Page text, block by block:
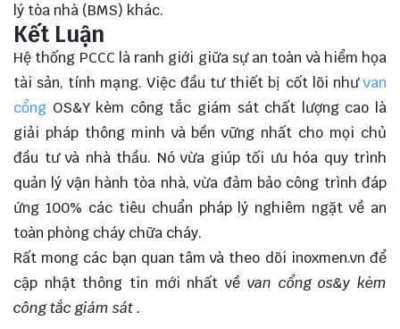
lý tòa nhà (BMS) khác.
Kết Luận
Hệ thống PCCC là ranh giới giữa sự an toàn và hiểm họa
tài sản, tính mạng. Việc đầu tư thiết bị cốt lõi nhưvan
cổng OS&Y kèm công tắc giám sát chất lượng cao là
giải pháp thông minh và bền vững nhất cho mọi chủ
đầu tư và nhà thầu. Nó vừa giúp tối ưu hóa quy trình
quản lý vận hành tòa nhà, vừa đảm bảo công trình đáp
ứng 100% các tiêu chuẩn pháp lý nghiêm ngặt về an
toàn phòng cháy chữa cháy.
Rất mong các bạn quan tâm và theo dõi inoxmen.vn để
cập nhật thông tin mới nhất về van cổng os&y kèm
công tắc giám sát.